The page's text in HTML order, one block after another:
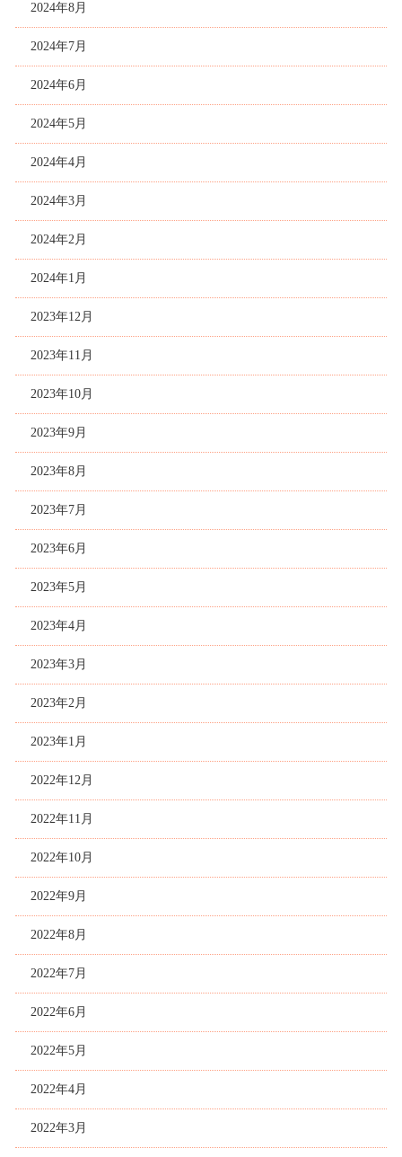
2024年8月
2024年7月
2024年6月
2024年5月
2024年4月
2024年3月
2024年2月
2024年1月
2023年12月
2023年11月
2023年10月
2023年9月
2023年8月
2023年7月
2023年6月
2023年5月
2023年4月
2023年3月
2023年2月
2023年1月
2022年12月
2022年11月
2022年10月
2022年9月
2022年8月
2022年7月
2022年6月
2022年5月
2022年4月
2022年3月